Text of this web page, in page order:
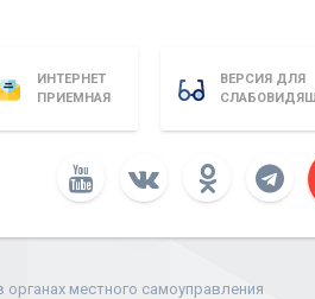
ИНТЕРНЕТ
ПРИЕМНАЯ
ВЕРСИЯ ДЛЯ
местного самоуправления